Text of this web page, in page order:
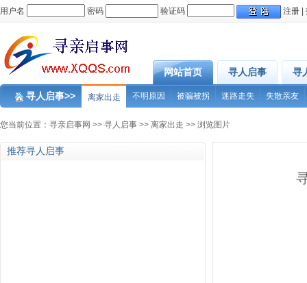
用户名 密码 验证码 注册
网站首页 寻人启事 寻
寻人启事>> 离家出走 不明原因 被骗被拐 迷路走失 失散亲友
您当前位置： 寻亲启事网 >> 寻人启事 >> 离家出走 >> 浏览图片
推荐寻人启事